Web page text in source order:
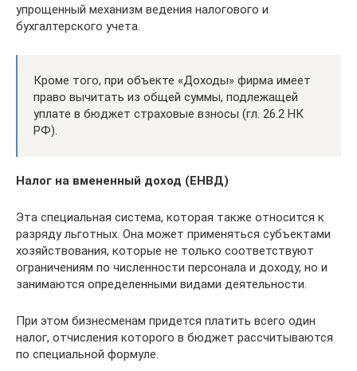
упрощенный механизм ведения налогового и
бухгалтерского учета.
Кроме того, при объекте «Доходы» фирма имеет
право вычитать из общей суммы, подлежащей
уплате в бюджет страховые взносы (гл. 26.2 НК
РФ).
Налог на вмененный доход (ЕНВД)
Эта специальная система, которая также относится к
разряду льготных. Она может применяться субъектами
хозяйствования, которые не только соответствуют
ограничениям по численности персонала и доходу, но и
занимаются определенными видами деятельности.
При этом бизнесменам придется платить всего один
налог, отчисления которого в бюджет рассчитываются
по специальной формуле.